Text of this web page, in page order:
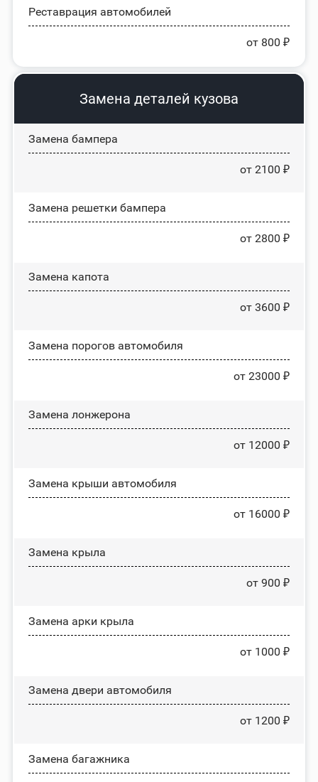
Реставрация автомобилей
от 800 ₽
Замена деталей кузова
Замена бампера
от 2100 ₽
Замена решетки бампера
от 2800 ₽
Замена капота
от 3600 ₽
Замена порогов автомобиля
от 23000 ₽
Замена лонжерона
от 12000 ₽
Замена крыши автомобиля
от 16000 ₽
Замена крыла
от 900 ₽
Замена арки крыла
от 1000 ₽
Замена двери автомобиля
от 1200 ₽
Замена багажника